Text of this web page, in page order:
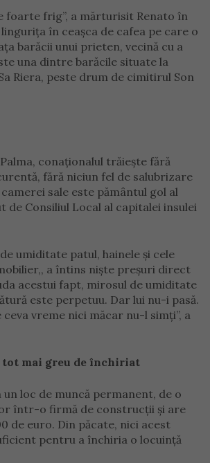
foarte frig”, a mărturisit Renato în
în ceașca de cafea pe care o
barăcii unui prieten, vecină cu a
una dintre barăcile situate la
Riera, peste drum de cimitirul Son
conaționalul trăiește fără
fără niciun fel de salubrizare
sale este pământul gol al
de Consiliul Local al capitalei insulei
umiditate patul, hainele și cele
a întins niște preșuri direct
acestui fapt, mirosul de umiditate
este perpetuu. Dar lui nu-i pasă.
ceva vreme nici măcar nu-l simți”, a
mai greu de închiriat
un loc de muncă permanent, de o
într-o firmă de construcții și are
de euro. Din păcate, nici acest
pentru a închiria o locuință